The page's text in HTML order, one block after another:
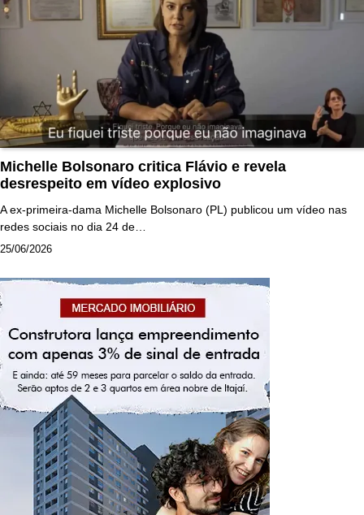
Michelle Bolsonaro critica Flávio e revela
desrespeito em vídeo explosivo
A ex-primeira-dama Michelle Bolsonaro (PL) publicou um vídeo nas
redes sociais no dia 24 de…
25/06/2026